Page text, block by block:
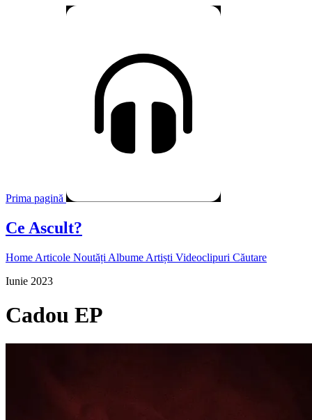
Prima pagină
Ce Ascult?
Home Articole Noutăți Albume Artiști Videoclipuri Căutare
Iunie 2023
Cadou EP